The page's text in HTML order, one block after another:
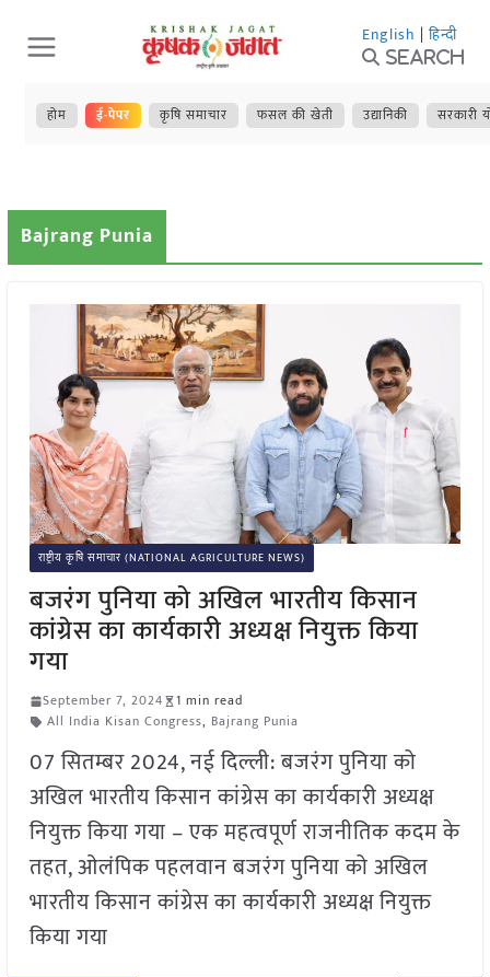
Skip
to
content
English | हिन्दी
Search
होम ई-पेपर कृषि समाचार फसल की खेती उद्यानिकी सरकारी
Bajrang Punia
राष्ट्रीय कृषि समाचार (NATIONAL AGRICULTURE NEWS)
बजरंग पुनिया को अखिल भारतीय किसान
कांग्रेस का कार्यकारी अध्यक्ष नियुक्त किया
गया
September 7, 2024
1 min read
All India Kisan Congress, Bajrang Punia
07 सितम्बर 2024, नई दिल्ली: बजरंग पुनिया को
अखिल भारतीय किसान कांग्रेस का कार्यकारी अध्यक्ष
नियुक्त किया गया – एक महत्वपूर्ण राजनीतिक कदम के
तहत, ओलंपिक पहलवान बजरंग पुनिया को अखिल
भारतीय किसान कांग्रेस का कार्यकारी अध्यक्ष नियुक्त
किया गया